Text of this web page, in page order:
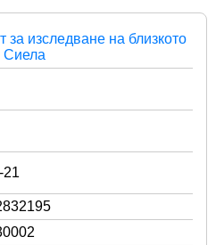
за изследване на близкото
Сиела
21